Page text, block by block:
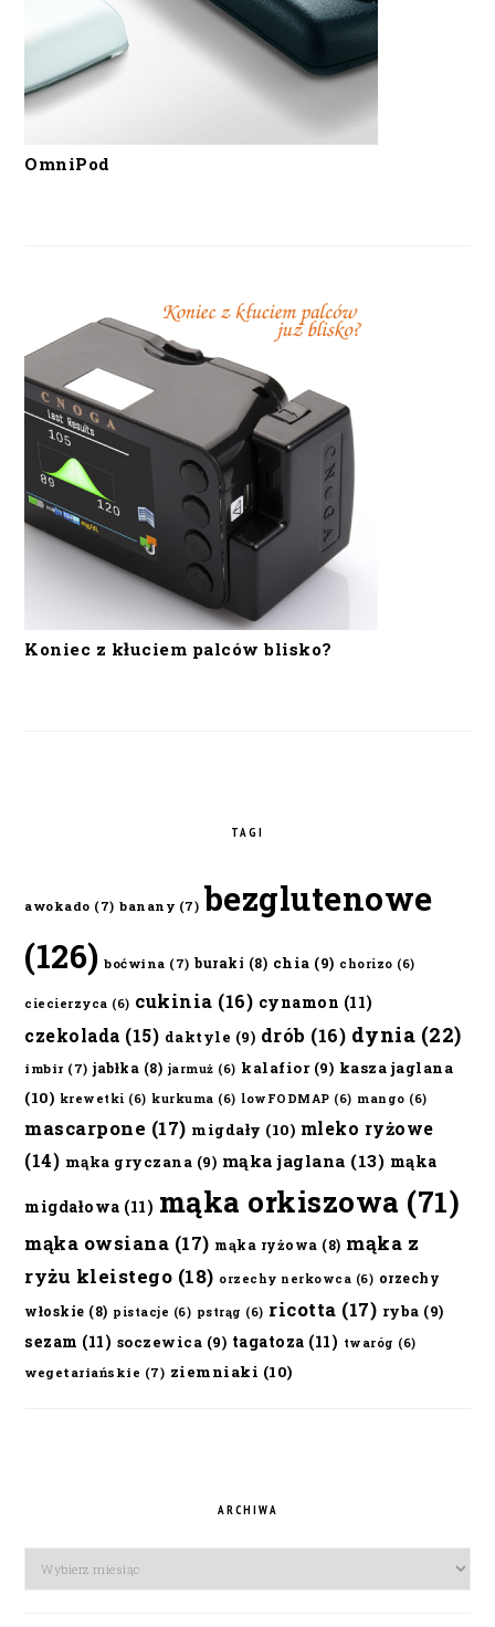
OmniPod
Koniec z kłuciem palców blisko?
TAGI
awokado (7) banany (7) bezglutenowe
(126) boćwina (7) buraki (8) chia (9) chorizo (6)
ciecierzyca (6) cukinia (16) cynamon (11)
czekolada (15) daktyle (9) drób (16) dynia (22)
imbir (7) jabłka (8) jarmuż (6) kalafior(9) kasza jaglana
(10) krewetki (6) kurkuma (6) lowFODMAP (6) mango (6)
mascarpone (17) migdały (10) mleko ryżowe
(14) mąka gryczana (9) mąka jaglana (13) mąka
migdałowa (11) mąka orkiszowa (71)
mąka owsiana (17) mąka ryżowa (8) mąka z
ryżu kleistego (18) orzechy nerkowca (6) orzechy
włoskie (8) pistacje (6) pstrąg (6) ricotta (17) ryba (9)
sezam (11) soczewica (9) tagatoza (11) twaróg (6)
wegetariańskie (7) ziemniaki (10)
ARCHIWA
Archiwa